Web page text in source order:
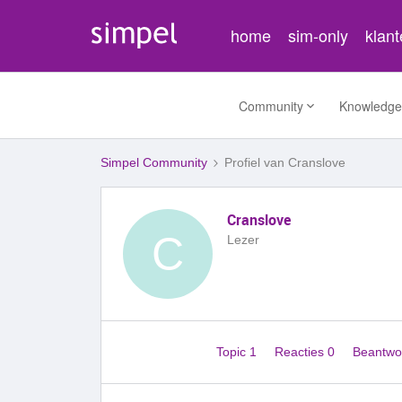
home sim-only
Community
Simpel Community Profiel van Cranslove
C
Cranslove
Lezer
Topic 1 Reacties 0